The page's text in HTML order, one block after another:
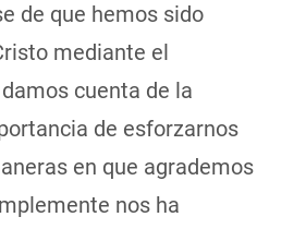
de que hemos sido
mediante el
cuenta de la
de esforzarnos
en que agrademos
nos ha